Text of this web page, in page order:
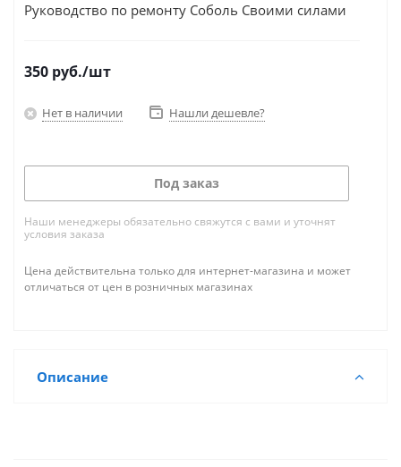
Руководство по ремонту Соболь Своими силами
350 руб./шт
Нет в наличии Нашли дешевле?
Под заказ
Наши менеджеры обязательно свяжутся с вами и уточнят
условия заказа
Цена действительна только для интернет-магазина и может
отличаться от цен в розничных магазинах
Описание